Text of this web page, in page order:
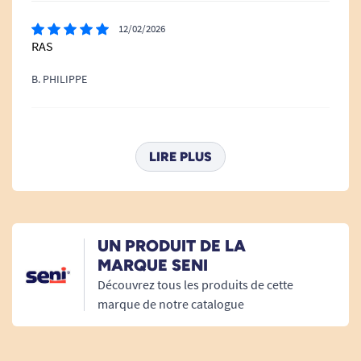
12/02/2026
RAS
B. PHILIPPE
25/10/2020
idem precedent
A. Anonymous
Bonjour, Nous vous remercions d'avoir laissé votre avis
LIRE PLUS
UN PRODUIT DE LA
MARQUE SENI
Découvrez tous les produits de cette
marque de notre catalogue